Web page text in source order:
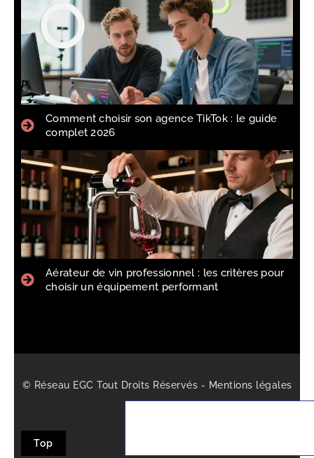
Comment choisir son agence TikTok : le guide
complet 2026
Aérateur de vin professionnel : les critères pour
choisir un équipement performant
© Réseau EGC Tout Droits Réservés - Mentions légales
Top